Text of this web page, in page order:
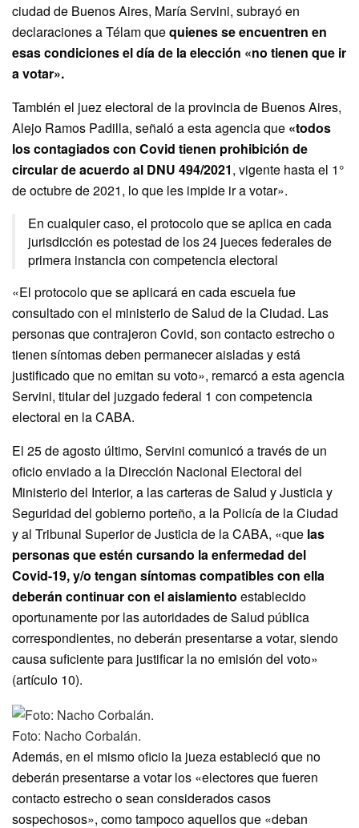
ciudad de Buenos Aires, María Servini, subrayó en
declaraciones a Télam quequienes se encuentren en
esas condiciones el día de la elección «no tienen que ir
a votar».
También el juez electoral de la provincia de Buenos Aires,
Alejo Ramos Padilla, señaló a esta agencia que «todos
los contagiados con Covid tienen prohibición de
circular de acuerdo al DNU 494/2021, vigente hasta el 1°
de octubre de 2021, lo que les impide ir a votar».
En cualquier caso, el protocolo que se aplica en cada
jurisdicción es potestad de los 24 jueces federales de
primera instancia con competencia electoral
«El protocolo que se aplicará en cada escuela fue
consultado con el ministerio de Salud de la Ciudad. Las
personas que contrajeron Covid, son contacto estrecho o
tienen síntomas deben permanecer aisladas y está
justificado que no emitan su voto», remarcó a esta agencia
Servini, titular del juzgado federal 1 con competencia
electoral en la CABA.
El 25 de agosto último, Servini comunicó a través de un
oficio enviado a la Dirección Nacional Electoral del
Ministerio del Interior, a las carteras de Salud y Justicia y
Seguridad del gobierno porteño, a la Policía de la Ciudad
y al Tribunal Superior de Justicia de la CABA, «que las
personas que estén cursando la enfermedad del
Covid-19, y/o tengan síntomas compatibles con ella
deberán continuar con el aislamiento establecido
oportunamente por las autoridades de Salud pública
correspondientes, no deberán presentarse a votar, siendo
causa suficiente para justificar la no emisión del voto»
(artículo 10).
Foto: Nacho Corbalán.
Además, en el mismo oficio la jueza estableció que no
deberán presentarse a votar los «electores que fueren
contacto estrecho o sean considerados casos
sospechosos», como tampoco aquellos que «deban